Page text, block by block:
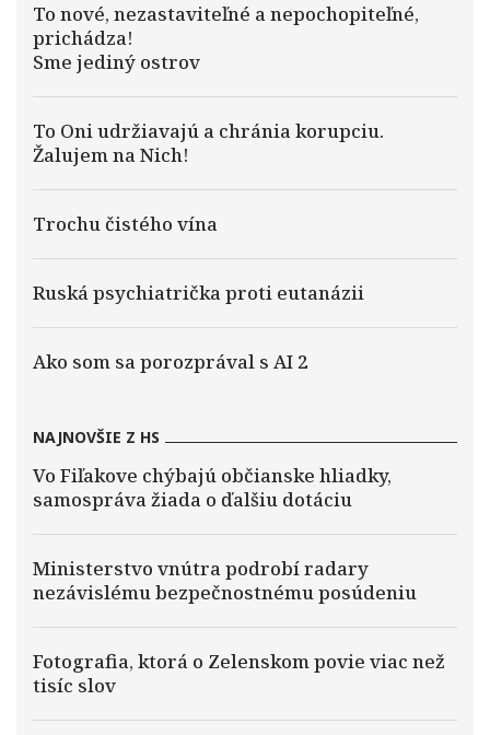
To nové, nezastaviteľné a nepochopiteľné,
prichádza!
Sme jediný ostrov
To Oni udržiavajú a chránia korupciu.
Žalujem na Nich!
Trochu čistého vína
Ruská psychiatrička proti eutanázii
Ako som sa porozprával s AI 2
NAJNOVŠIE Z HS
Vo Fiľakove chýbajú občianske hliadky,
samospráva žiada o ďalšiu dotáciu
Ministerstvo vnútra podrobí radary
nezávislému bezpečnostnému posúdeniu
Fotografia, ktorá o Zelenskom povie viac než
tisíc slov